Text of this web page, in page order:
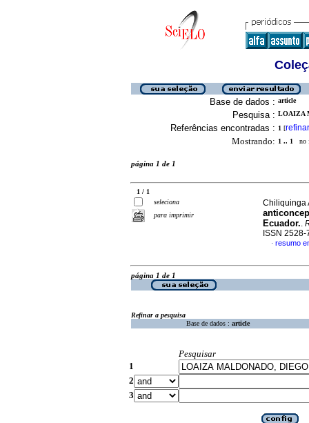
Base de dados : article
Pesquisa : LOAIZA
Referências encontradas : 1 [refinar
Mostrando: 1 .. 1 no
página 1 de 1
1 / 1
seleciona
para imprimir
Chiliquinga
Ecuador..
ISSN 2528-
· resumo
página 1 de 1
Refinar a pesquisa
Base de dados : article
Pesquisar
1
2
3